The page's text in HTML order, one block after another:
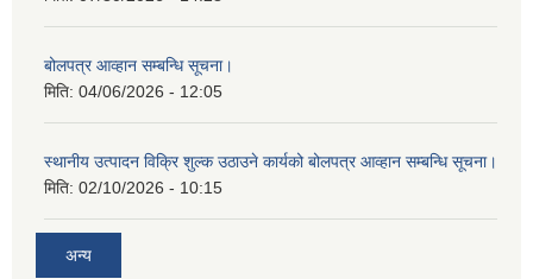
बोलपत्र आव्हान सम्बन्धि सूचना।
मिति: 04/06/2026 - 12:05
स्थानीय उत्पादन विक्रि शुल्क उठाउने कार्यको बोलपत्र आव्हान सम्बन्धि सूचना।
मिति: 02/10/2026 - 10:15
अन्य